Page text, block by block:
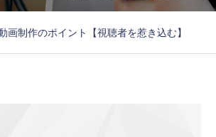
画制作のポイント【視聴者を惹き込む】